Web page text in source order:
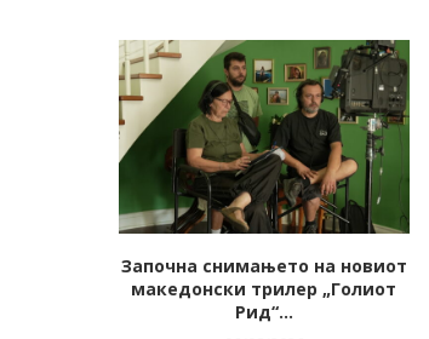
Започна снимањето на новиот
македонски трилер „Голиот
Рид“...